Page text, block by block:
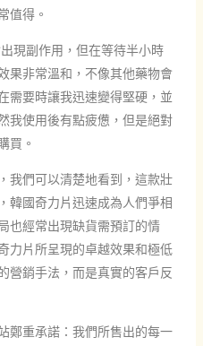
值得。
現副作用，但在等待半小時
果非常溫和，不像其他藥物會
需要時讓我迅速變得堅硬，並
我使用後有點疲憊，但是絕對
買。
我們可以清楚地看到，這款壯
韓國奇力片迅速成為人們爭相
也經常出現缺貨需預訂的情
力片所呈現的卓越效果和極低
營銷手法，而是真實的客戶反
鄭重承諾：我們所售出的每一